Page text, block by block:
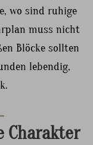
wo sind ruhige
muss nicht
Blöcke sollten
lebendig,
Charakter